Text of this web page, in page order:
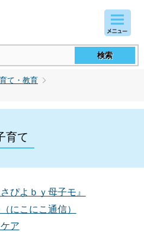
て・教育
育て
ぴよｂｙ母子モ』
にこにこ通信）
ア